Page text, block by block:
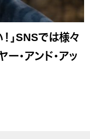
」SNSでは様々
ー・アンド・アッ